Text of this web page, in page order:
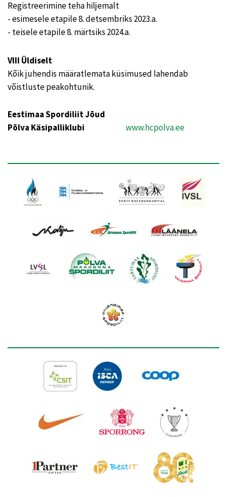
Registreerimine teha hiljemalt
- esimesele etapile 8. detsembriks 2023.a.
- teisele etapile 8. märtsiks 2024.a.
VIII Üldiselt
Kõik juhendis määratlemata küsimused lahendab
võistluste peakohtunik.
Eestimaa Spordiliit Jõud
Põlva Käsipalliklubi www.hcpolva.ee